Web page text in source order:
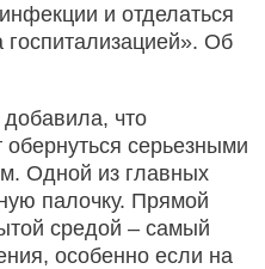
и отделаться
Об
что
серьезными
Одной из главных
палочку. Прямой
средой – самый
особенно если на